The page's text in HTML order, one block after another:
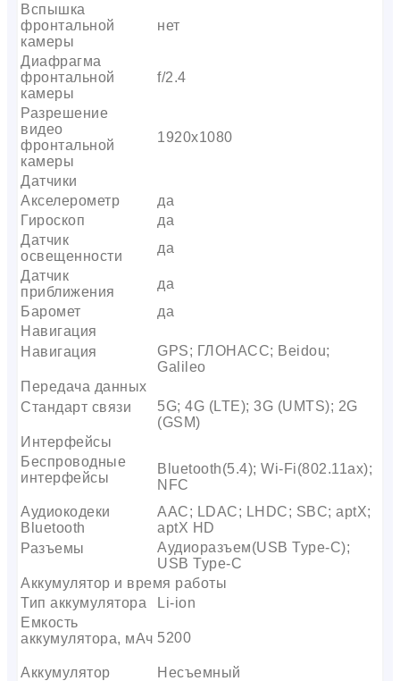
Вспышка
фронтальной
камеры
нет
Диафрагма
фронтальной
камеры
f/2.4
Разрешение
видео
фронтальной
камеры
1920х1080
Датчики
Акселерометр
да
Гироскоп
да
Датчик
освещенности
да
Датчик
приближения
да
Баромет
да
Навигация
Навигация
GPS; ГЛОНАСС; Beidou;
Galileo
Передача данных
Стандарт связи
5G; 4G (LTE); 3G (UMTS); 2G
(GSM)
Интерфейсы
Беспроводные
интерфейсы
Bluetooth(5.4); Wi-Fi(802.11ax);
NFC
Аудиокодеки
Bluetooth
AAC; LDAC; LHDC; SBC; aptX;
aptX HD
Разъемы
Аудиоразъем(USB Type-C);
USB Type-C
Аккумулятор и время работы
Тип аккумулятора
Li-ion
Емкость
аккумулятора, мАч 5200
Аккумулятор
Несъемный